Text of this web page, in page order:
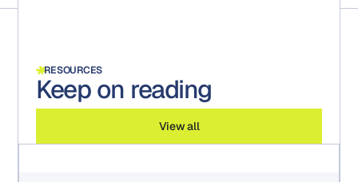
RESOURCES
Keep on reading
View all